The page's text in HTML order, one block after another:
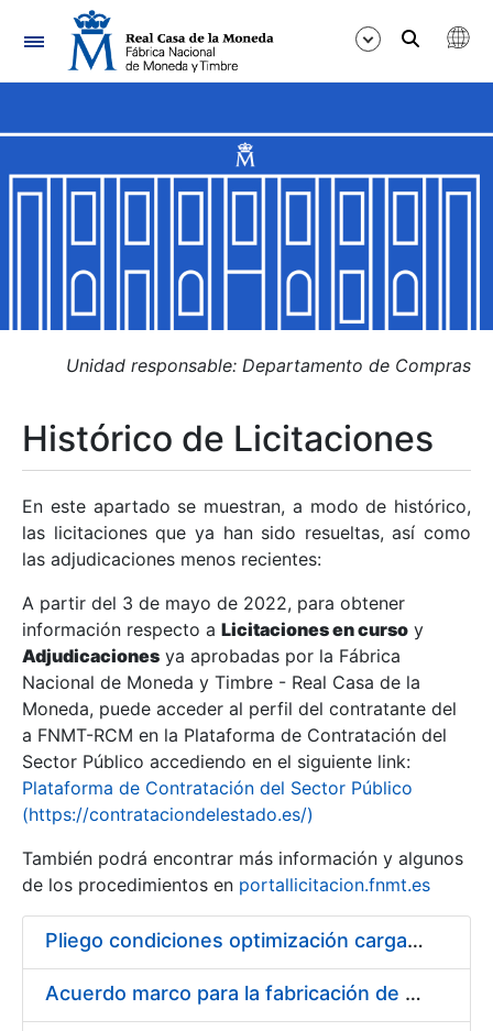
Navegación
Mostrar/Ocultar
Mostrar/Ocultar
Mostrar/Ocultar
Mostrar/Ocultar
Mostrar/Ocultar
Mostrar/Ocultar
Unidad responsable: Departamento de Compras
Histórico de Licitaciones
En este apartado se muestran, a modo de histórico,
las licitaciones que ya han sido resueltas, así como
las adjudicaciones menos recientes:
A partir del 3 de mayo de 2022, para obtener
información respecto a Licitaciones en curso y
Adjudicaciones ya aprobadas por la Fábrica
Nacional de Moneda y Timbre - Real Casa de la
Moneda, puede acceder al perfil del contratante del
a FNMT-RCM en la Plataforma de Contratación del
Sector Público accediendo en el siguiente link:
Plataforma de Contratación del Sector Público
(https://contrataciondelestado.es/)
También podrá encontrar más información y algunos
de los procedimientos en portallicitacion.fnmt.es
Pliego condiciones optimización cargas compras firmado
Acuerdo marco para la fabricación de piezas